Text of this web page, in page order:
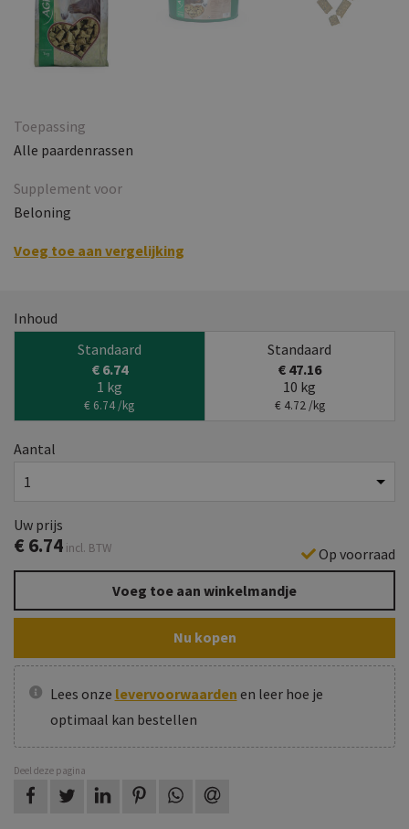
Toepassing
Alle paardenrassen
Supplement voor
Beloning
Voeg toe aan vergelijking
Inhoud
Standaard
€ 6.74
1 kg
€ 6.74 /kg
Standaard
€ 47.16
10 kg
€ 4.72 /kg
Aantal
Uw prijs
€ 6.74 incl. BTW
Op voorraad
Voeg toe aan winkelmandje
Nu kopen
Lees onze levervoorwaarden en leer hoe je
optimaal kan bestellen
Deel deze pagina
op Facebookop Twitterop LinkedInop Pinterestop WhatsApp